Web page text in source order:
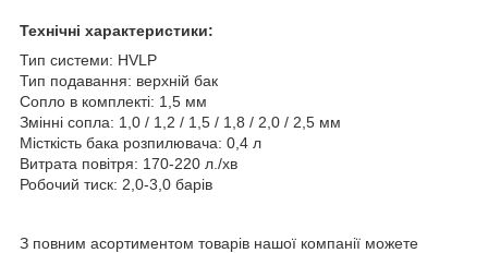
Технічні характеристики:
Тип системи: HVLP
Тип подавання: верхній бак
Сопло в комплекті: 1,5 мм
Змінні сопла: 1,0 / 1,2 / 1,5 / 1,8 / 2,0 / 2,5 мм
Місткість бака розпилювача: 0,4 л
Витрата повітря: 170-220 л./хв
Робочий тиск: 2,0-3,0 барів
З повним асортиментом товарів нашої компанії можете